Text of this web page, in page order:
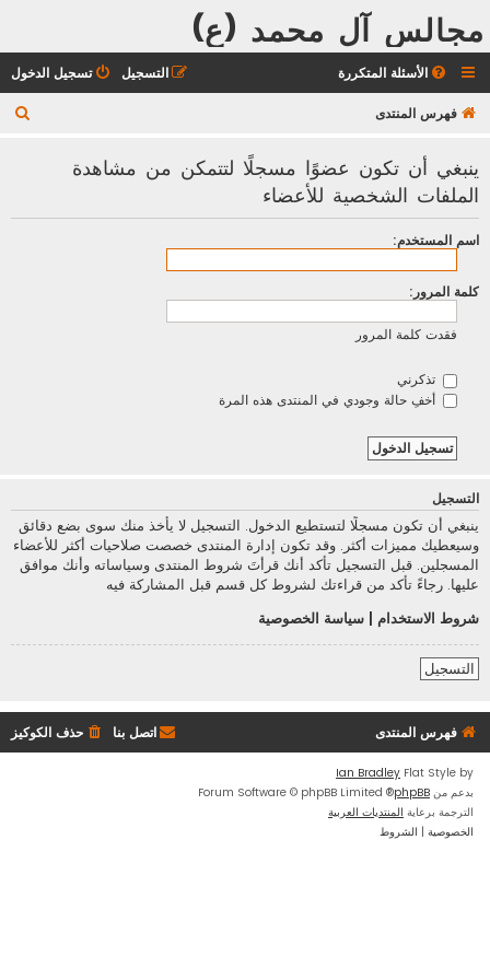
مجالس آل محمد (ع)
الأسئلة المتكررة تسجيل الدخول التسجيل
فهرس المنتدى
ينبغي أن تكون عضوًا مسجلًا لتتمكن من مشاهدة
الملفات الشخصية للأعضاء
اسم المستخدم:
كلمة المرور:
فقدت كلمة المرور
تذكرني
أخفِ حالة وجودي في المنتدى هذه المرة
التسجيل
ينبغي أن تكون مسجلًا لتستطيع الدخول. التسجيل لا يأخذ منك سوى بضع دقائق
وسيعطيك مميزات أكثر. وقد تكون إدارة المنتدى خصصت صلاحيات أكثر للأعضاء
المسجلين. قبل التسجيل تأكد أنك قرأتَ شروط المنتدى وسياساته وأنك موافق
عليها. رجاءً تأكد من قراءتك لشروط كل قسم قبل المشاركة فيه
شروط الاستخدام
سياسة الخصوصية
التسجيل
فهرس المنتدى حذف الكوكيز اتصل بنا
Flat Style by
Ian Bradley
بدعم من phpBB
® Forum Software © phpBB Limited
الترجمة برعاية المنتديات العربية
الخصوصية | الشروط